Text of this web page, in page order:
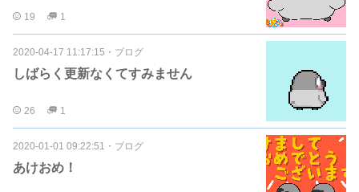
19 1
2020-04-17 11:17:15 ・ ブログ
しばらく更新なくてすみません
26 1
2020-01-01 09:22:51 ・ ブログ
あけおめ！